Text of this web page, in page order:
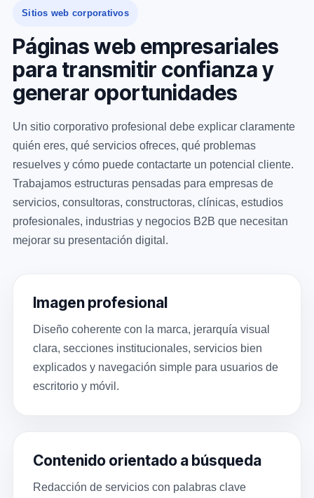
Sitios web corporativos
Páginas web empresariales
para transmitir confianza y
generar oportunidades
Un sitio corporativo profesional debe explicar claramente
quién eres, qué servicios ofreces, qué problemas
resuelves y cómo puede contactarte un potencial cliente.
Trabajamos estructuras pensadas para empresas de
servicios, consultoras, constructoras, clínicas, estudios
profesionales, industrias y negocios B2B que necesitan
mejorar su presentación digital.
Imagen profesional
Diseño coherente con la marca, jerarquía visual
clara, secciones institucionales, servicios bien
explicados y navegación simple para usuarios de
escritorio y móvil.
Contenido orientado a búsqueda
Redacción de servicios con palabras clave